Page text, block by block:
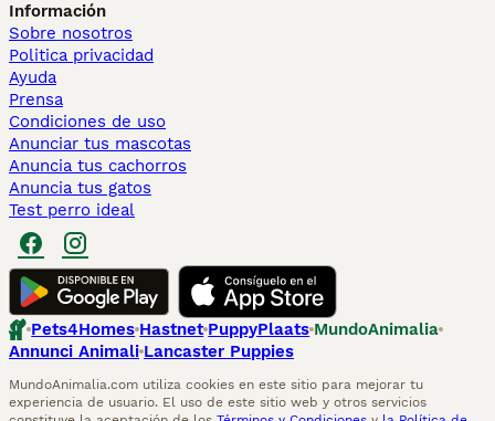
Información
Sobre nosotros
Politica privacidad
Ayuda
Prensa
Condiciones de uso
Anunciar tus mascotas
Anuncia tus cachorros
Anuncia tus gatos
Test perro ideal
Pets4Homes Hastnet PuppyPlaats MundoAnimalia
Annunci Animali Lancaster Puppies
MundoAnimalia.com utiliza cookies en este sitio para mejorar tu
experiencia de usuario. El uso de este sitio web y otros servicios